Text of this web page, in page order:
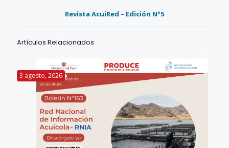
Revista AcuiRed – Edición N°5
Artículos Relacionados
3 agosto, 2026